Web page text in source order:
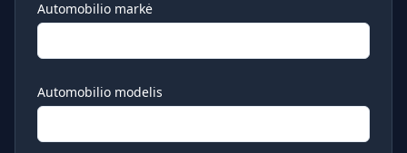
Automobilio markė
Automobilio modelis